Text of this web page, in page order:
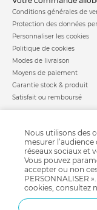
Conditions générales de
Protection des données
Personnaliser les cookies
Politique de cookies
Modes de livraison
Moyens de paiement
Garantie stock & produit
Satisfait ou remboursé
Nos labels
Nos licences
Besoin d'aide ?
Nous utilisons des
mesurer
réseaux sociaux et
Vous pouvez
accepter ou non
PERSONNALISER
cookies, consultez